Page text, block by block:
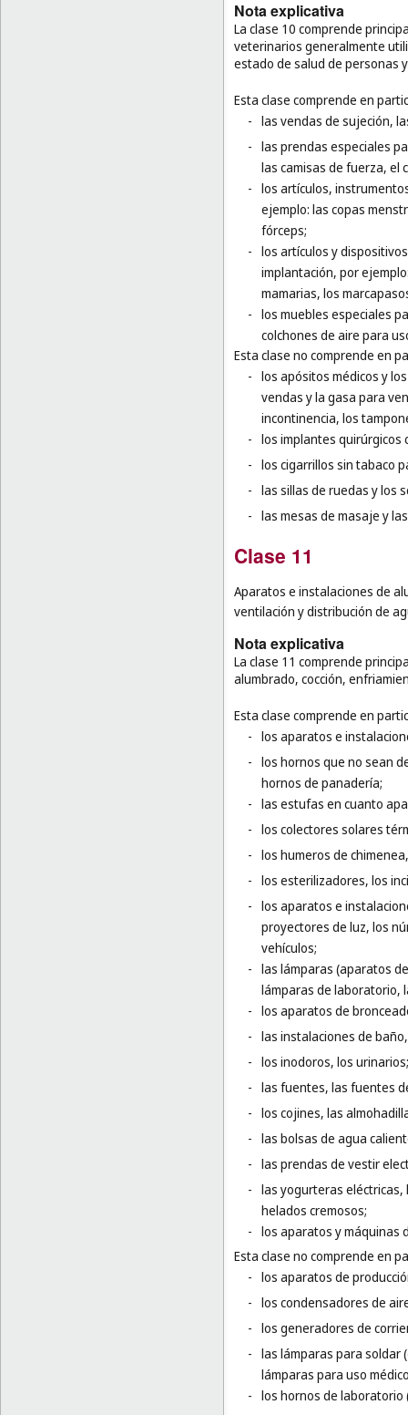
Nota explicativa
La clase 10 comprende
veterinarios generalmente
estado de salud de personas
Esta clase comprende en
- las vendas de sujeción,
- las prendas especiales
las camisas de fuerza, el
- los artículos,
ejemplo: las copas
fórceps;
- los artículos y
implantación, por
mamarias, los
- los muebles especiales
colchones de aire para
Esta clase no comprende en
- los apósitos médicos y
vendas y la gasa para
incontinencia, los
- los implantes quirúrgicos
- los cigarrillos sin tabaco
- las sillas de ruedas y los
- las mesas de masaje y
Clase 11
Aparatos e instalaciones de
ventilación y distribución de
Nota explicativa
La clase 11 comprende
alumbrado, cocción,
Esta clase comprende en
- los aparatos e
- los hornos que no sean
hornos de panadería;
- las estufas en cuanto
- los colectores solares
- los humeros de
- los esterilizadores, los
- los aparatos e
proyectores de luz, los
vehículos;
- las lámparas (aparatos
lámparas de laboratorio,
- los aparatos de
- las instalaciones de
- los inodoros, los urinarios;
- las fuentes, las fuentes
- los cojines, las
- las bolsas de agua
- las prendas de vestir
- las yogurteras
helados cremosos;
- los aparatos y máquinas
Esta clase no comprende en
- los aparatos de
- los condensadores de
- los generadores de
- las lámparas para soldar (
lámparas para uso
- los hornos de laboratorio